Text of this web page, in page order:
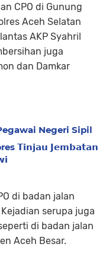
CPO di Gunung
Aceh Selatan
AKP Syahril
juga
dan Damkar
Negeri Sipil
𝗧𝗶𝗻𝗷𝗮𝘂 𝗝𝗲𝗺𝗯𝗮𝘁𝗮𝗻
di badan jalan
serupa juga
di badan jalan
Aceh Besar.